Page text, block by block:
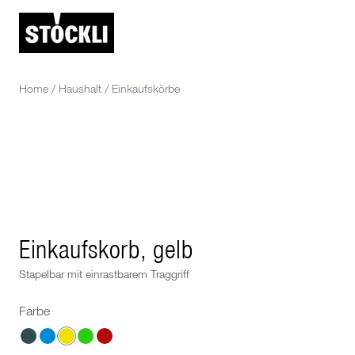
Home / Haushalt / Einkaufskörbe
Einkaufskorb, gelb
Stapelbar mit einrastbarem Traggriff
Farbe
Wähle eine Farbe